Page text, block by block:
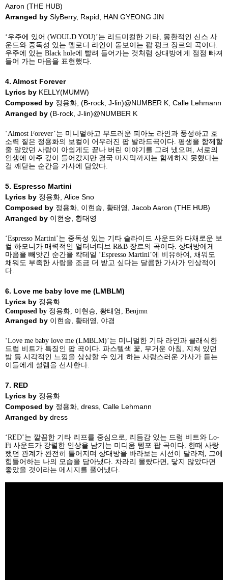
Aaron (THE HUB)
Arranged by SlyBerry, Rapid, HAN GYEONG JIN
‘우주에 있어 (WOULD YOU)’는 리드미컬한 기타, 몽환적인 신스 사
운드와 중독성 있는 멜로디 라인이 돋보이는 팝 펑크 장르의 곡이다.
우주에 있는 Black hole에 빨려 들어가는 것처럼 상대방에게 점점 빠져
들어 가는 마음을 표현했다.
4. Almost Forever
Lyrics by KELLY(MUMW)
Composed by 정용화 , (B-rock, J-lin)@NUMBER K, Calle Lehmann
Arranged by (B-rock, J-lin)@NUMBER K
‘Almost Forever’는 미니멀하고 부드러운 피아노 라인과 풍성하고 호
소력 짙은 정용화의 보컬이 어우러진 팝 발라드곡이다. 평생을 함께할
줄 알았던 사랑이 아쉽게도 끝나 버린 이야기를 그려 냈으며 , 서로의
인생에 아주 깊이 들어갔지만 결국 마지막까지는 함께하지 못했다는
걸 깨닫는 순간을 가사에 담았다.
5. Espresso Martini
Lyrics by 정용화 , Alice Sno
Composed by 정용화 이현승 황태영
, Jacob Aaron (THE HUB)
Arranged by 이현승 황태영
‘Espresso Martini’는 중독성 있는 기타 슬라이드 사운드와 다채로운 보
컬 하모니가 매력적인 얼터너티브 R&B 장르의 곡이다. 상대방에게
마음을 빼앗긴 순간을 칵테일 ‘Espresso Martini’에 비유하여 , 채워도
채워도 부족한 사랑을 조금 더 받고 싶다는 달콤한 가사가 인상적이
다.
6. Love me baby love me (LMBLM)
Lyrics by 정용화
Composed by 정용화, 이현승, 황태영 , Benjmn
Arranged by 이현승 황태영 야경
‘Love me baby love me (LMBLM)’는 미니멀한 기타 라인과 클래식한
드럼 비트가 특징인 팝 곡이다. 파스텔색 꽃, 무거운 아침 , 지쳐 있던
밤 등 시각적인 느낌을 상상할 수 있게 하는 사랑스러운 가사가 듣는
이들에게 설렘을 선사한다.
7. RED
Lyrics by 정용화
Composed by 정용화 , dress, Calle Lehmann
Arranged by dress
‘RED’는 깔끔한 기타 리프를 중심으로, 리듬감 있는 드럼 비트와 Lo-
Fi 사운드가 강렬한 인상을 남기는 미디움 템포 팝 곡이다. 한때 사랑
했던 관계가 완전히 틀어지며 상대방을 바라보는 시선이 달라져 , 그에
힘들어하는 나의 모습을 담아냈다. 차라리 몰랐다면 , 닿지 않았다면
좋았을 것이라는 메시지를 풀어냈다.